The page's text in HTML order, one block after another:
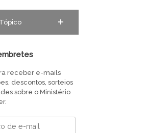
receber e-mails
descontos, sorteios
sobre o Ministério